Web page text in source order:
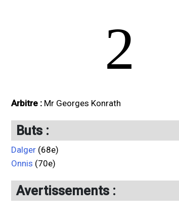
2
Arbitre : Mr Georges Konrath
Buts :
Dalger (68e)
Onnis (70e)
Avertissements :